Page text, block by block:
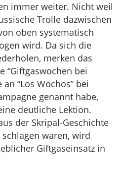
immer weiter. Nicht weil
Trolle dazwischen
oben systematisch
wird. Da sich die
merken das
“Giftgaswochen bei
“Los Wochos” bei
genannt habe,
deutliche Lektion.
der Skripal-Geschichte
waren, wird
Giftgaseinsatz in